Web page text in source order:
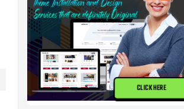
CLICK HERE